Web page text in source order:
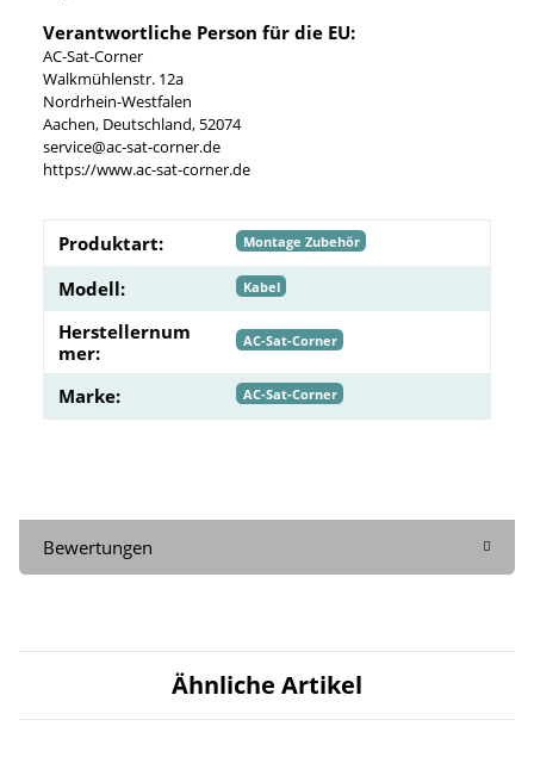
Verantwortliche Person für die EU:
AC-Sat-Corner
Walkmühlenstr. 12a
Nordrhein-Westfalen
Aachen, Deutschland, 52074
service@ac-sat-corner.de
https://www.ac-sat-corner.de
Produktart: Montage Zubehör
Modell: Kabel
Herstellernum
mer:
AC-Sat-Corner
Marke: AC-Sat-Corner
Bewertungen
Ähnliche Artikel